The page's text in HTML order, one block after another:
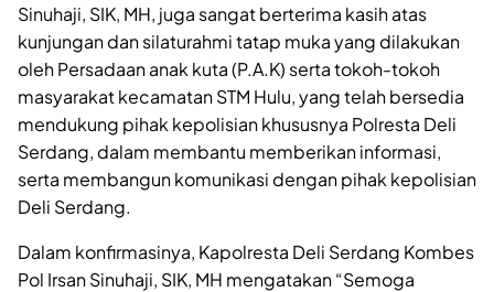
Sinuhaji, SIK, MH, juga sangat berterima kasih atas
kunjungan dan silaturahmi tatap muka yang dilakukan
oleh Persadaan anak kuta (P.A.K) serta tokoh-tokoh
masyarakat kecamatan STM Hulu, yang telah bersedia
mendukung pihak kepolisian khususnya Polresta Deli
Serdang, dalam membantu memberikan informasi,
serta membangun komunikasi dengan pihak kepolisian
Deli Serdang.
Dalam konfirmasinya, Kapolresta Deli Serdang Kombes
Pol Irsan Sinuhaji, SIK, MH mengatakan “Semoga